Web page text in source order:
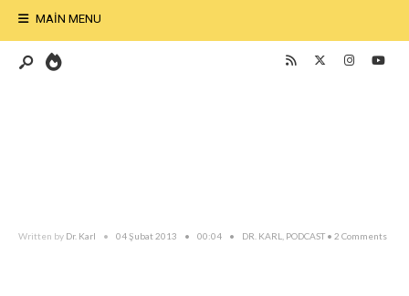
MAIN MENU
Written by Dr. Karl • 04 Şubat 2013 • 00:04 • DR. KARL PODCAST • 2 Comments